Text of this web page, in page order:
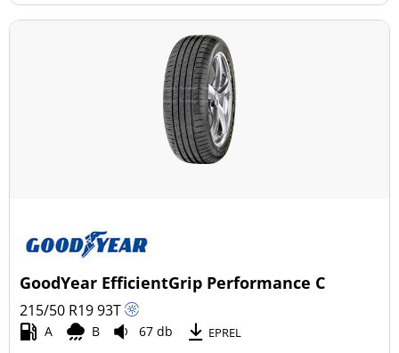
GoodYear EfficientGrip Performance C
215/50 R1993T
A B 67 db EPREL